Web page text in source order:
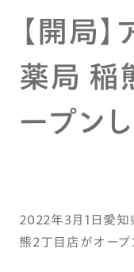
【開局
薬局 稲
ープン
2022年3月1日愛知
熊2丁目店がオープ